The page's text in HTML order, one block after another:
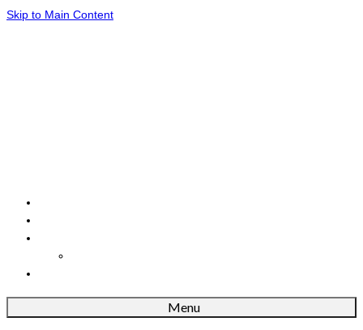
Skip to Main Content
Menu